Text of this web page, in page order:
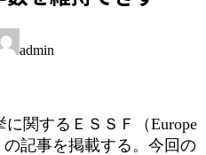
admin
関するＥＳＳＦ（Europe
の記事を掲載する。今回の